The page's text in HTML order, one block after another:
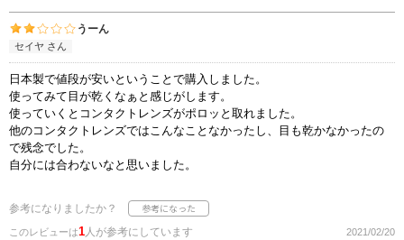
うーん
セイヤ さん
日本製で値段が安いということで購入しました。
使ってみて目が乾くなぁと感じがします。
使っていくとコンタクトレンズがポロッと取れました。
他のコンタクトレンズではこんなことなかったし、目も乾かなかったの
で残念でした。
自分には合わないなと思いました。
参考になりましたか？
このレビューは1人が参考にしています 2021/02/20